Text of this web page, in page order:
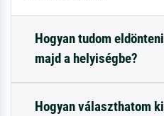
Hogyan tudom
majd a helyiségbe?
Hogyan választhatom